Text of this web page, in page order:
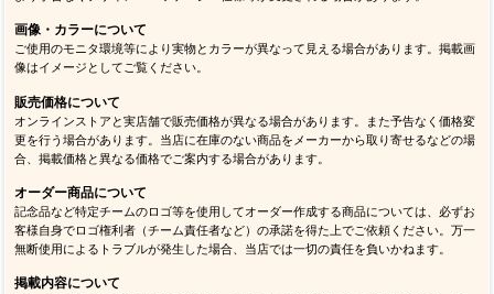
画像・カラーについて
ご使用のモニタ環境等により実物とカラーが異なって見える場合があります。掲載画
像はイメージとしてご覧ください。
販売価格について
オンラインストアと実店舗で販売価格が異なる場合があります。また予告なく価格変
更を行う場合があります。当店に在庫のない商品をメーカーから取り寄せるなどの場
合、掲載価格と異なる価格でご案内する場合があります。
オーダー商品について
記念品など特定チームのロゴ等を使用してオーダー作成する商品については、必ずお
客様自身でロゴ権利者（チーム責任者など）の承諾を得た上でご依頼ください。万一
無断使用によるトラブルが発生した場合、当店では一切の責任を負いかねます。
掲載内容について